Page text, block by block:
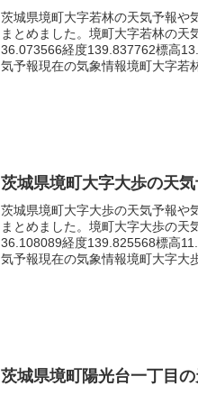
茨城県境町大字若林の天気予報や
まとめました。境町大字若林の天
36.073566経度139.837762標高
気予報現在の気象情報境町大字若
茨城県境町大字大歩の天
茨城県境町大字大歩の天気予報や
まとめました。境町大字大歩の天
36.108089経度139.825568標高
気予報現在の気象情報境町大字大
茨城県境町陽光台一丁目